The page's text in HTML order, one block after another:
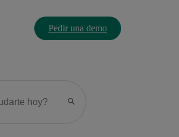
Pedir una demo